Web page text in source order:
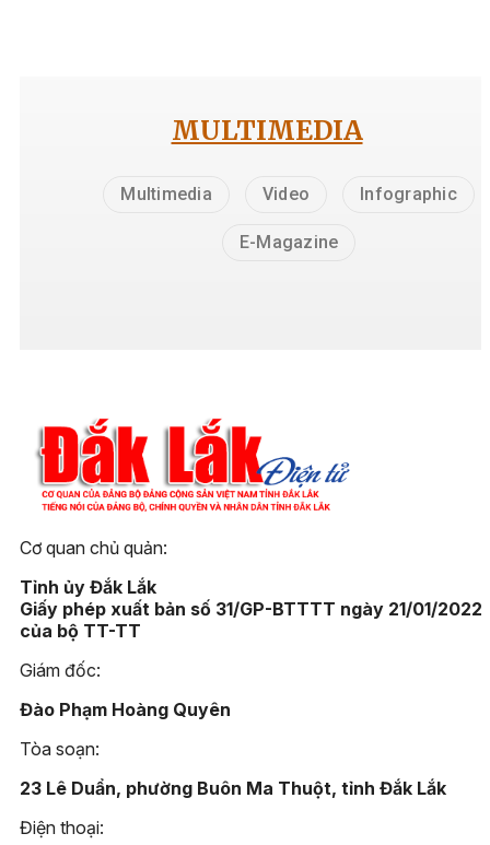
MULTIMEDIA
Multimedia Video Infographic
E-Magazine
Cơ quan chủ quản:
Tỉnh ủy Đắk Lắk
Giấy phép xuất bản số 31/GP-BTTTT ngày 21/01/2022
của bộ TT-TT
Giám đốc:
Đào Phạm Hoàng Quyên
Tòa soạn:
23 Lê Duẩn, phường Buôn Ma Thuột, tỉnh Đắk Lắk
Điện thoại: